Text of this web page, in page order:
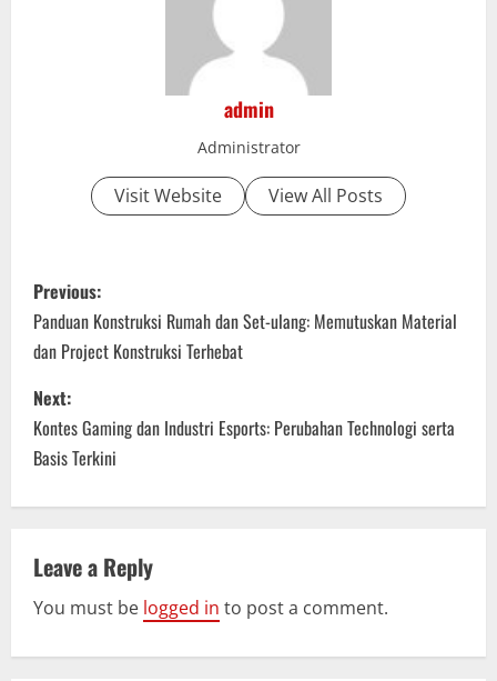
admin
Administrator
Visit Website View All Posts
P
o
s
t
n
a
v
i
g
Previous:
Panduan Konstruksi Rumah dan Set-ulang: Memutuskan Material
dan Project Konstruksi Terhebat
Next:
Kontes Gaming dan Industri Esports: Perubahan Technologi serta
Basis Terkini
Leave a Reply
You must be logged in to post a comment.